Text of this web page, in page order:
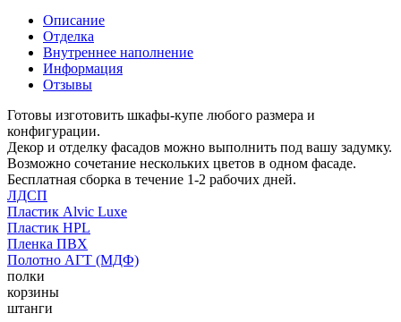
Описание
Отделка
Внутреннее наполнение
Информация
Отзывы
Готовы изготовить шкафы-купе любого размера и
конфигурации.
Декор и отделку фасадов можно выполнить под вашу задумку.
Возможно сочетание нескольких цветов в одном фасаде.
Бесплатная сборка в течение 1-2 рабочих дней.
ЛДСП
Пластик Alvic Luxe
Пластик HPL
Пленка ПВХ
Полотно АГТ (МДФ)
полки
корзины
штанги